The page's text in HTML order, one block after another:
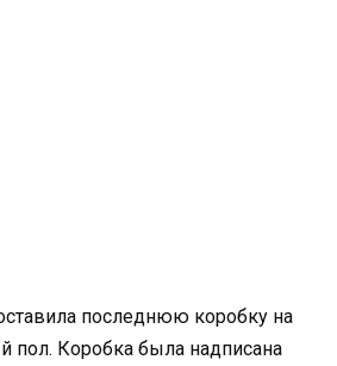
последнюю коробку на
пол. Коробка была надписана